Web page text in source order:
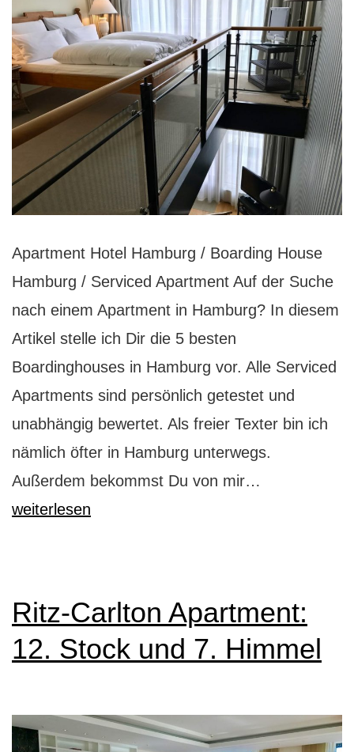
Apartment Hotel Hamburg / Boarding House
Hamburg / Serviced Apartment Auf der Suche
nach einem Apartment in Hamburg? In diesem
Artikel stelle ich Dir die 5 besten
Boardinghouses in Hamburg vor. Alle Serviced
Apartments sind persönlich getestet und
unabhängig bewertet. Als freier Texter bin ich
nämlich öfter in Hamburg unterwegs.
Außerdem bekommst Du von mir…
und
weiterlesen
Ritz-Carlton Apartment:
12. Stock und 7. Himmel